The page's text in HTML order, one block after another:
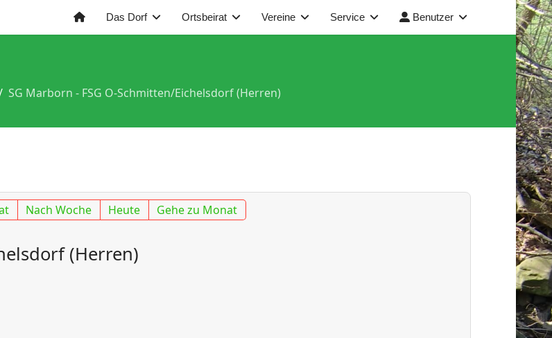
Das Dorf Ortsbeirat Vereine Service Benutzer
SG Marborn - FSG O-Schmitten/Eichelsdorf (Herren)
Nach Woche Heute Gehe zu Monat
(Herren)